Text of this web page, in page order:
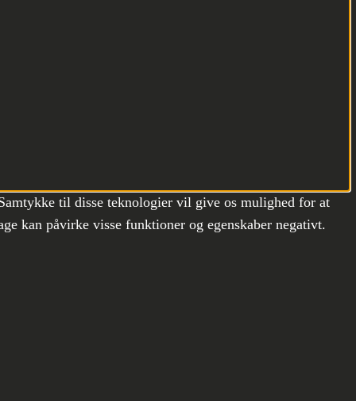
til disse teknologier vil give os mulighed for at
kan påvirke visse funktioner og egenskaber negativt.